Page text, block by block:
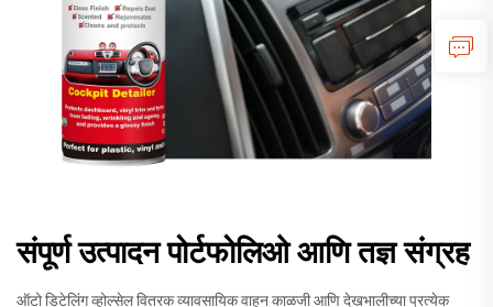
संपूर्ण उत्पादन पोर्टफोलिओ आणि तज्ञ संग्रह
ऑटो डिटेलिंग व्होल्सेल वितरक व्यावसायिक वाहन काळजी आणि देखभालीच्या प्रत्येक